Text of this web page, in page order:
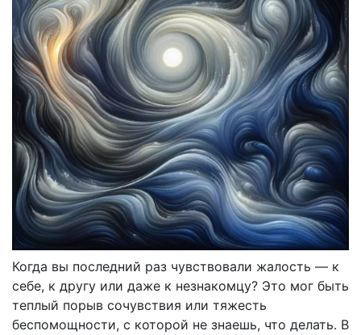
Когда вы последний раз чувствовали жалость — к
себе, к другу или даже к незнакомцу? Это мог быть
теплый порыв сочувствия или тяжесть
беспомощности, с которой не знаешь, что делать. В